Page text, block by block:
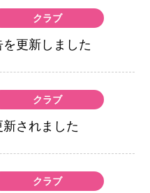
クラブ
更新しました
クラブ
されました
クラブ